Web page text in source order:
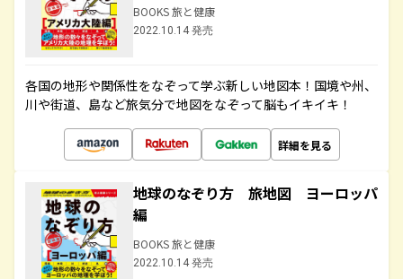
BOOKS 旅と健康
2022.10.14 発売
各国の地形や関係性をなぞって学ぶ新しい地図本！国境や州、
川や街道、島など旅気分で地図をなぞって脳もイキイキ！
詳細を見る
地球のなぞり方 旅地図 ヨーロッパ
編
BOOKS 旅と健康
2022.10.14 発売